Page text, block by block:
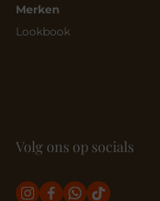
Merken
Lookbook
Volg ons op socials